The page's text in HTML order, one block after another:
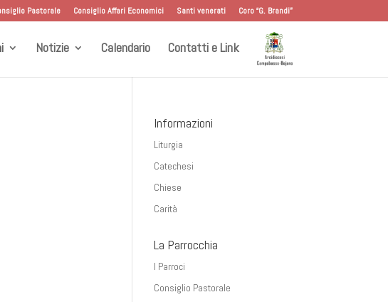
Pastorale Consiglio Affari Economici Santi venerati Coro “G. Brandi”
Notizie Calendario Contatti e Link
Informazioni
Liturgia
Catechesi
Chiese
Carità
La Parrocchia
I Parroci
Consiglio Pastorale